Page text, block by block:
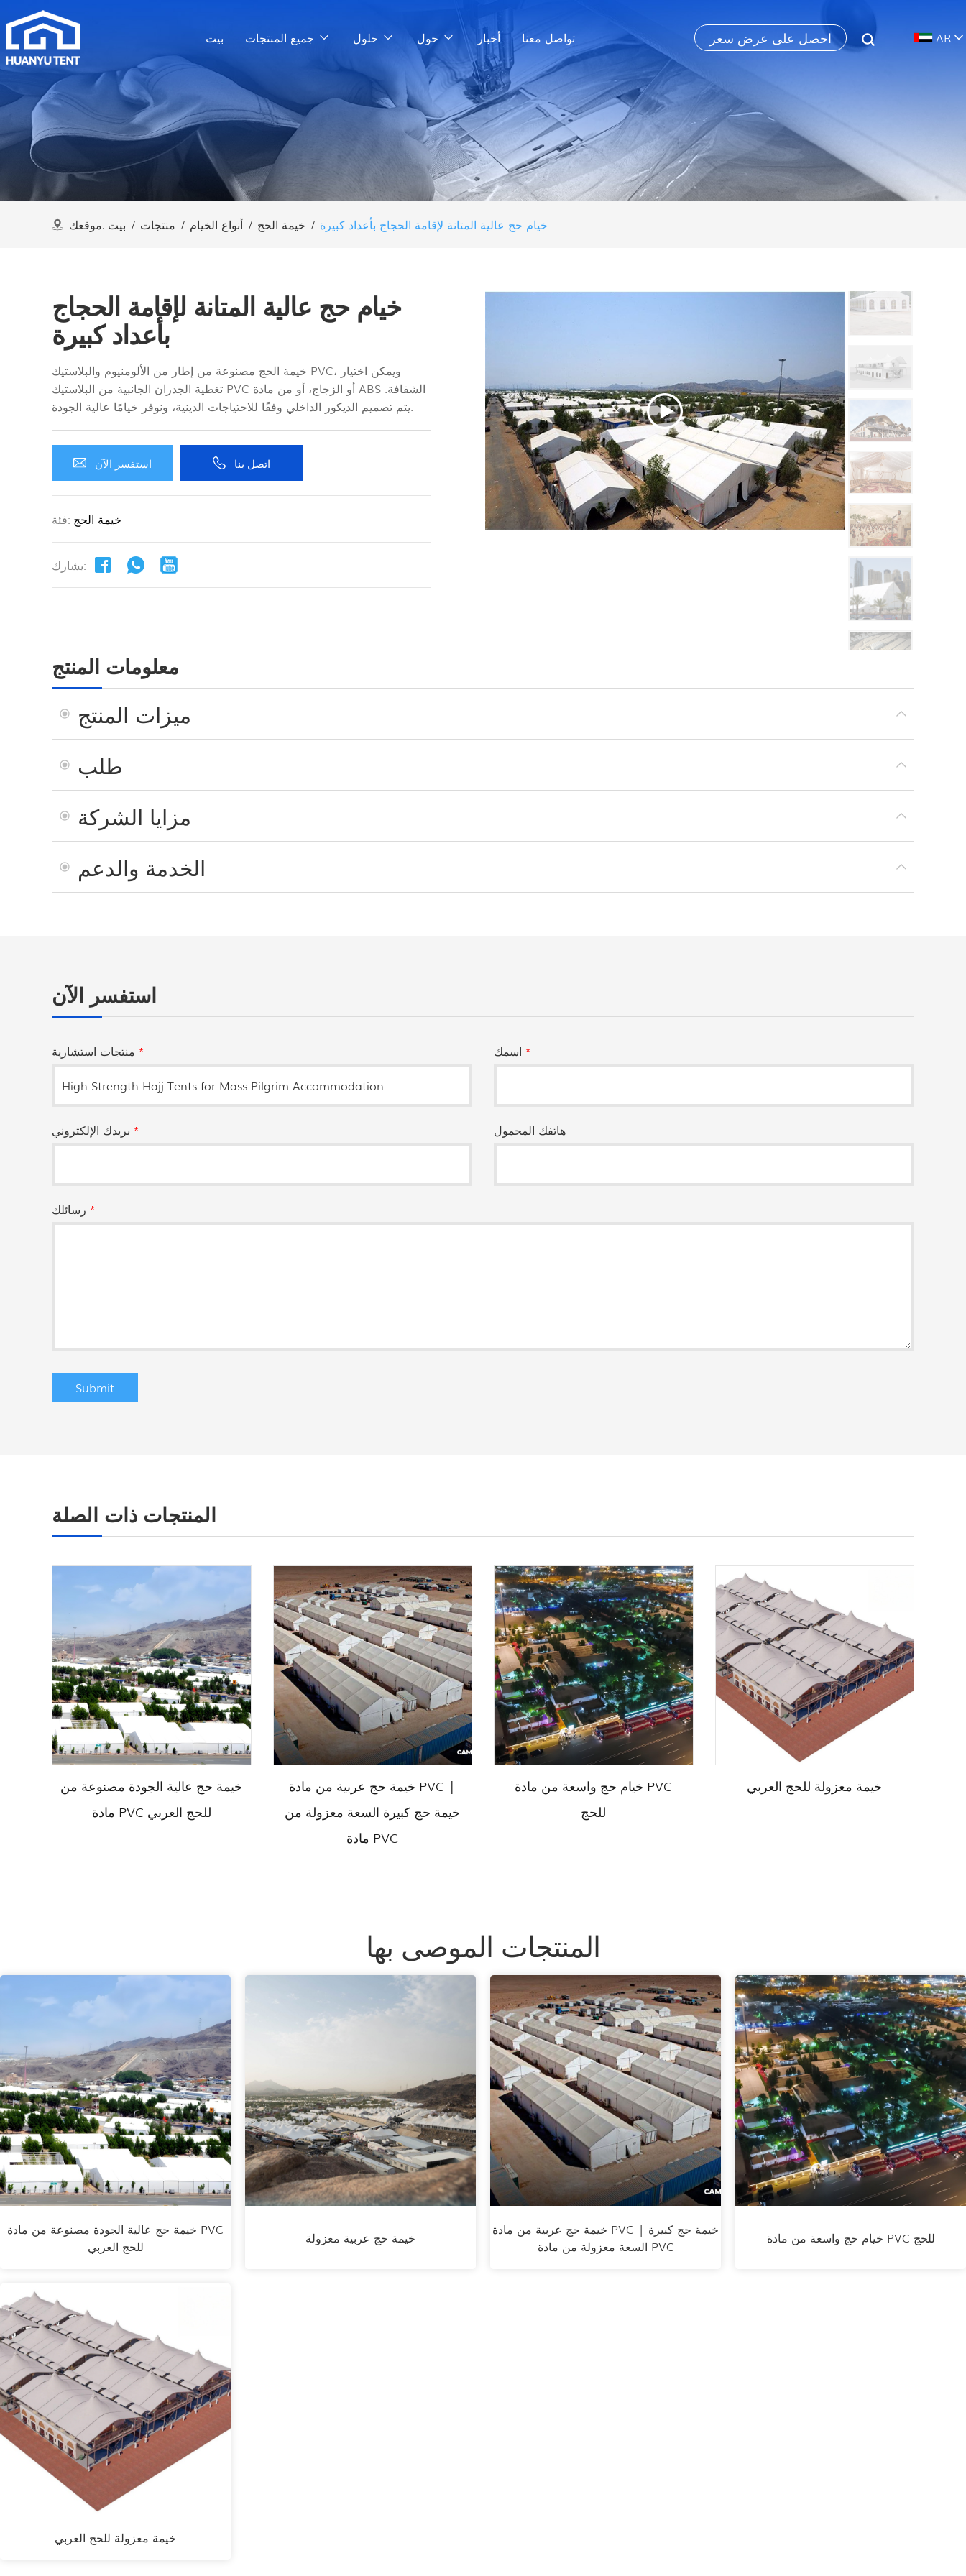
بيت جميع المنتجات حلول حول أخبار تواصل معنا احصل على عرض سعر AR
موقعك: بيت / منتجات / أنواع الخيام / خيمة الحج / خيام حج عالية المتانة لإقامة الحجاج بأعداد كبيرة
خيام حج عالية المتانة لإقامة الحجاج
بأعداد كبيرة
خيمة الحج مصنوعة من إطار من الألومنيوم والبلاستيك PVC، ويمكن اختيار
تغطية الجدران الجانبية من البلاستيك PVC أو الزجاج، أو من مادة ABS الشفافة.
يتم تصميم الديكور الداخلي وفقًا للاحتياجات الدينية، ونوفر خيامًا عالية الجودة.
استفسر الآن اتصل بنا
فئة: خيمة الحج
يشارك:
معلومات المنتج
ميزات المنتج
طلب
مزايا الشركة
الخدمة والدعم
استفسر الآن
منتجات استشارية * اسمك *
بريدك الإلكتروني * هاتفك المحمول
رسائلك *
المنتجات ذات الصلة
خيمة حج عالية الجودة مصنوعة من
مادة PVC للحج العربي
خيمة حج عربية من مادة PVC |
خيمة حج كبيرة السعة معزولة من
مادة PVC
خيام حج واسعة من مادة PVC
للحج
خيمة معزولة للحج العربي
المنتجات الموصى بها
خيمة حج عالية الجودة مصنوعة من مادة PVC
للحج العربي
خيمة حج عربية معزولة
خيمة حج عربية من مادة PVC | خيمة حج كبيرة
السعة معزولة من مادة PVC
خيام حج واسعة من مادة PVC للحج
خيمة معزولة للحج العربي